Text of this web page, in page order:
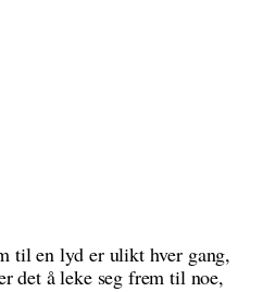
til en lyd er ulikt hver gang,
det å leke seg frem til noe,